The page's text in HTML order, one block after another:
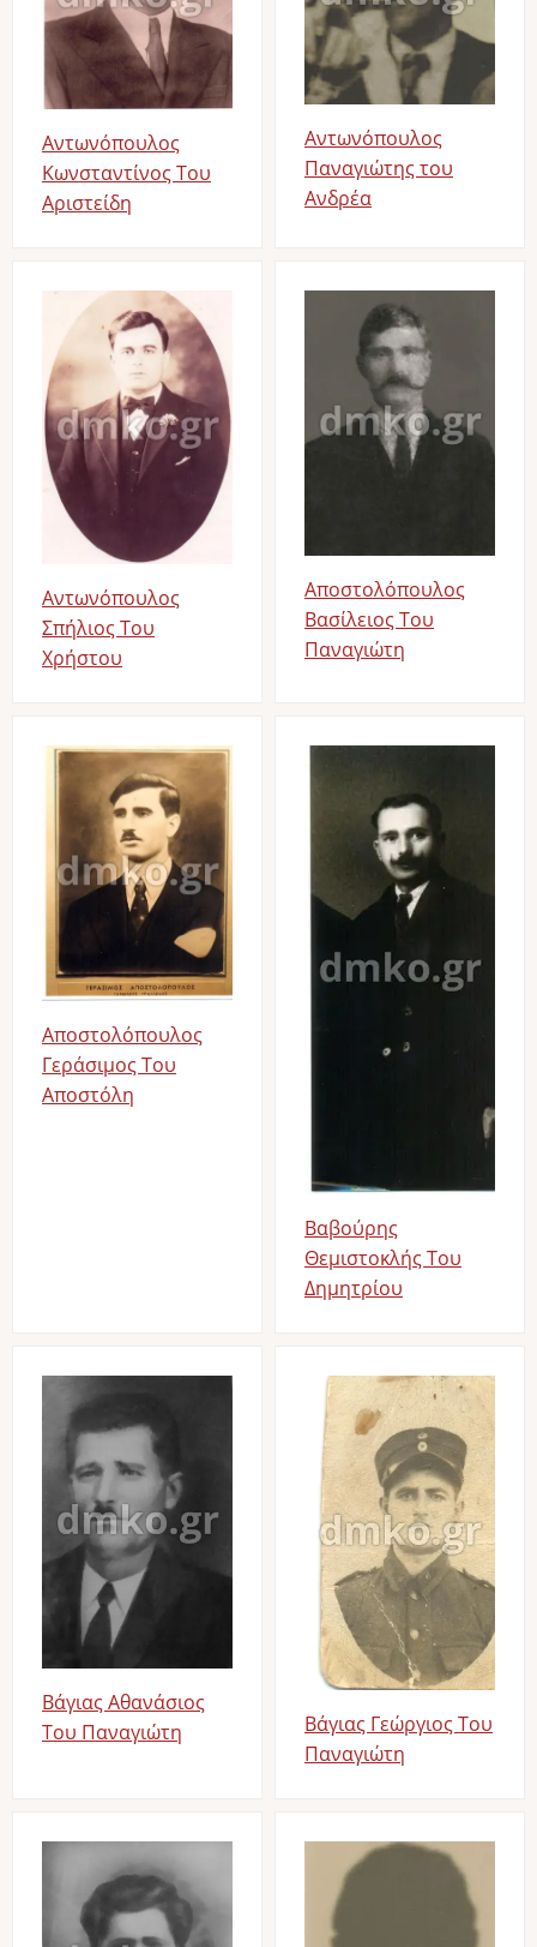
Αντωνόπουλος
Κωνσταντίνος Του
Αριστείδη
Αντωνόπουλος
Παναγιώτης του
Ανδρέα
Image
Αντωνόπουλος
Σπήλιος Του
Χρήστου
Αποστολόπουλος
Βασίλειος Του
Παναγιώτη
Image
Αποστολόπουλος
Γεράσιμος Του
Αποστόλη
Βαβούρης
Θεμιστοκλής Του
Δημητρίου
Βάγιας Αθανάσιος
Του Παναγιώτη
Image
Βάγιας Γεώργιος Του
Παναγιώτη
Image